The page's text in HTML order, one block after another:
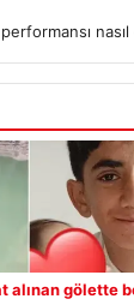
performansı
alınan gölette